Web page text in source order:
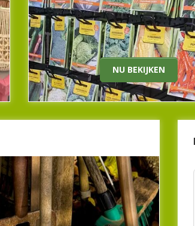
NU BEKIJKEN
pompoenen, paprika, bloemkool en
Ook voor de kruidentuin hebben wij
soorten smaakmakers. Kom langs in
welke zaden u dit jaar plant in
onmisbaar! Bij Beeker
uw tuin goed te onderhouden. Denk
waterslangen en snoeischaren.
het snoeien van uw heg, boom of
medewerkers geven u graag advies.